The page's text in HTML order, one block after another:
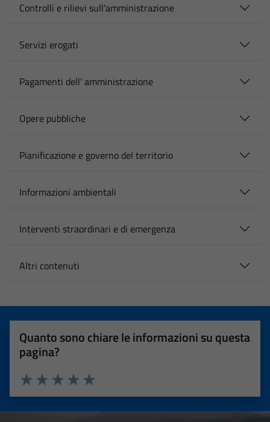
Controlli e rilievi sull'amministrazione
Servizi erogati
Pagamenti dell' amministrazione
Opere pubbliche
Pianificazione e governo del territorio
Informazioni ambientali
Interventi straordinari e di emergenza
Altri contenuti
Quanto sono chiare le informazioni su questa
pagina?
Valuta 5 stelle su 5
Valuta 4 stelle su 5
Valuta 3 stelle su 5
Valuta 2 stelle su 5
Valuta 1 stelle su 5